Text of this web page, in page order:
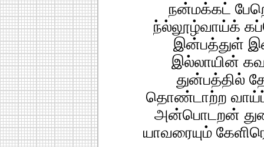
நன்மக்கட்
ந்ல்லூழ்வாய்க்
இன்பத்துள்
இல்லாயின்
துன்பத்தில்
தொண்டாற்ற
அன்பொடறன்
யாவரையும்